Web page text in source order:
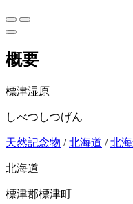
概要
標津湿原
しべつしつげん
天然記念物 /北海道 /北
北海道
標津郡標津町